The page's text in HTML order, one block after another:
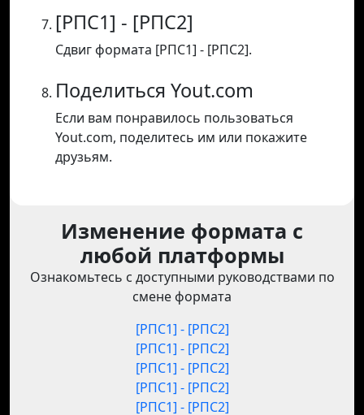
[РПС1] - [РПС2]
Сдвиг формата [РПС1] - [РПС2].
Поделиться Yout.com
Если вам понравилось пользоваться
Yout.com, поделитесь им или покажите
друзьям.
Изменение формата с
любой платформы
Ознакомьтесь с доступными руководствами по
смене формата
[РПС1] - [РПС2]
[РПС1] - [РПС2]
[РПС1] - [РПС2]
[РПС1] - [РПС2]
[РПС1] - [РПС2]